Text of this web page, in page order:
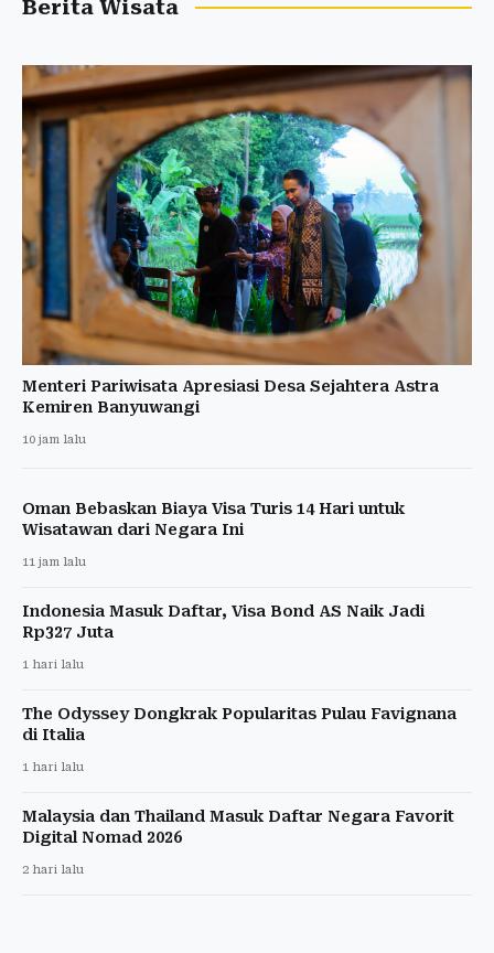
Berita Wisata
Menteri Pariwisata Apresiasi Desa Sejahtera Astra
Kemiren Banyuwangi
10 jam lalu
Oman Bebaskan Biaya Visa Turis 14 Hari untuk
Wisatawan dari Negara Ini
11 jam lalu
Indonesia Masuk Daftar, Visa Bond AS Naik Jadi
Rp327 Juta
1 hari lalu
The Odyssey Dongkrak Popularitas Pulau Favignana
di Italia
1 hari lalu
Malaysia dan Thailand Masuk Daftar Negara Favorit
Digital Nomad 2026
2 hari lalu